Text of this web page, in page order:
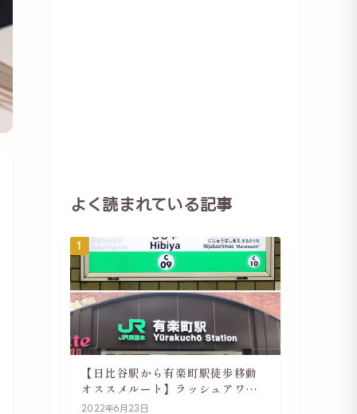
よく読まれている記事
1
【日比谷駅から有楽町駅徒歩移動
オススメルート】ラッシュアワー
でも快適
2022年6月23日